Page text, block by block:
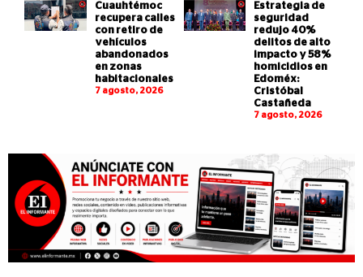
Cuauhtémoc
recupera calles
con retiro de
vehículos
abandonados
en zonas
habitacionales
7 agosto, 2026
Estrategia de
seguridad
redujo 40%
delitos de alto
impacto y 58%
homicidios en
Edoméx:
Cristóbal
Castañeda
7 agosto, 2026